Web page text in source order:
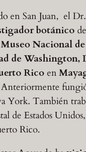
en San Juan, el
botánico de
Museo Nacional
de Washington,
Rico en
Anteriormente
York. También
de Estados
Rico.